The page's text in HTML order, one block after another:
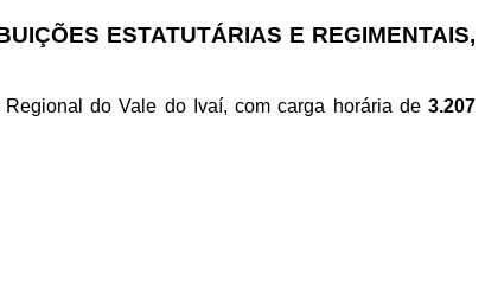
ESTATUTÁRIAS E REGIMENTAIS,
do Vale do Ivaí, com carga horária de3.207